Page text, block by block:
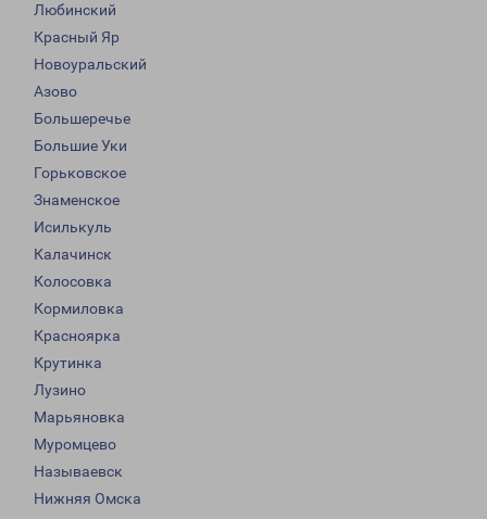
Любинский
Красный Яр
Новоуральский
Азово
Большеречье
Большие Уки
Горьковское
Знаменское
Исилькуль
Калачинск
Колосовка
Кормиловка
Красноярка
Крутинка
Лузино
Марьяновка
Муромцево
Называевск
Нижняя Омска